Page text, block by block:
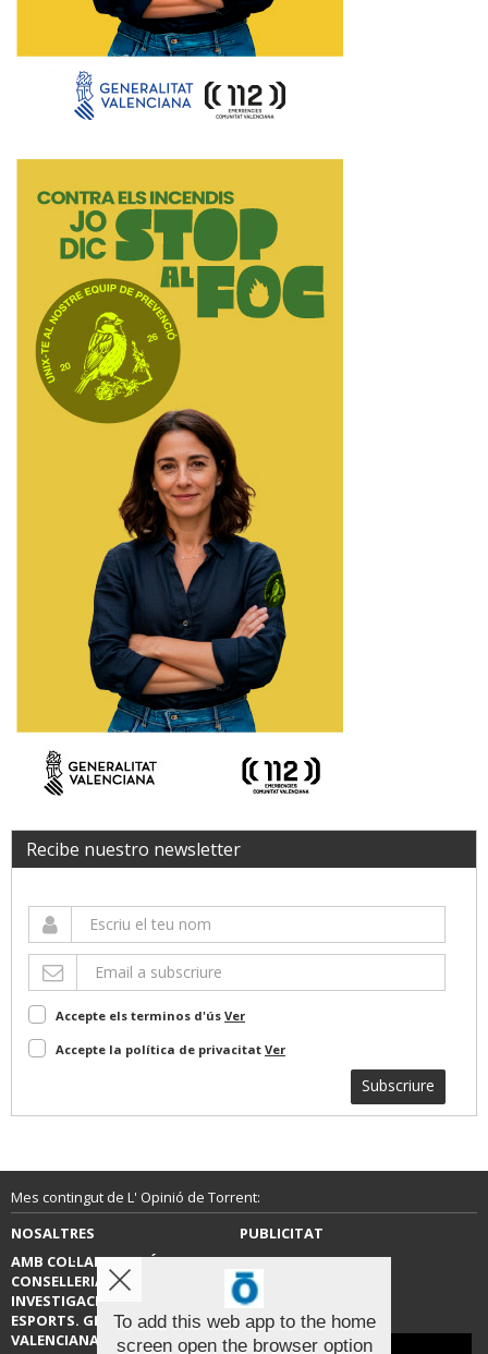
Recibe nuestro newsletter
Accepte els terminos d'ús Ver
Accepte la política de privacitat Ver
Subscriure
Mes contingut de L' Opinió de Torrent:
NOSALTRES
PUBLICITAT
AMB COL·LABORACIÓ DE LA
CONSELLERIA D’EDUCACIÓ,
INVESTIGACIÓ, CULTURA I
ESPORTS. GENERALITAT
VALENCIANA.
CONTACTE
To add this web app to the home
screen open the browser option